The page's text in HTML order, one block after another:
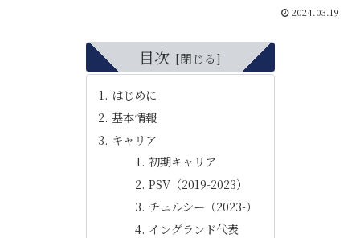
2024.03.19
目次
はじめに
基本情報
キャリア
初期キャリア
PSV（2019-2023）
チェルシー（2023-）
イングランド代表